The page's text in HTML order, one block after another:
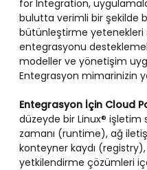
for Integration,
bulutta verimli bir şekilde
bütünleştirme yetenekleri
entegrasyonu
modeller ve yönetişim
Entegrasyon mimarinizin
Entegrasyon İçin Cloud
düzeyde bir Linux® işletim
zamanı (runtime), ağ
konteyner kaydı
yetkilendirme çözümleri